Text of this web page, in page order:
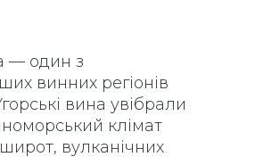
— один з
винних регіонів
вина увібрали
клімат
вулканічних